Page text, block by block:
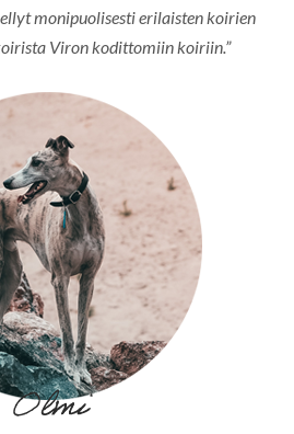
monipuolisesti erilaisten koirien
Viron kodittomiin koiriin.”